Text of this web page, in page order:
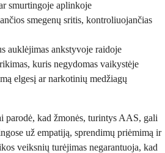
smurtingoje aplinkoje
smegenų sritis, kontroliuojančias
auklėjimas ankstyvoje raidoje
kuris negydomas vaikystėje
elgesį ar narkotinių medžiagų
parodė, kad žmonės, turintys AAS, gali
už empatiją, sprendimų priėmimą ir
veiksnių turėjimas negarantuoja, kad